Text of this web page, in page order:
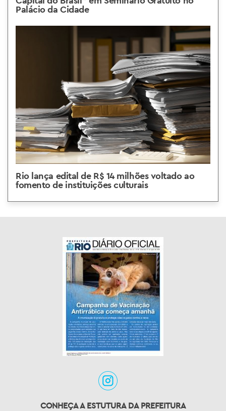
Palácio da Cidade
Rio lança edital de R$ 14 milhões voltado ao
fomento de instituições culturais
CONHEÇA A ESTUTURA DA PREFEITURA